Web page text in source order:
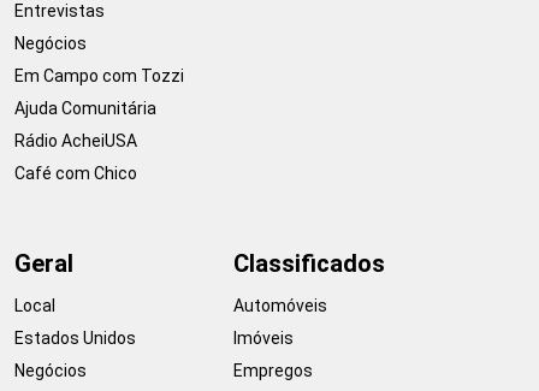
Entrevistas
Negócios
Em Campo com Tozzi
Ajuda Comunitária
Rádio AcheiUSA
Café com Chico
Geral
Local
Estados Unidos
Negócios
Classificados
Automóveis
Imóveis
Empregos